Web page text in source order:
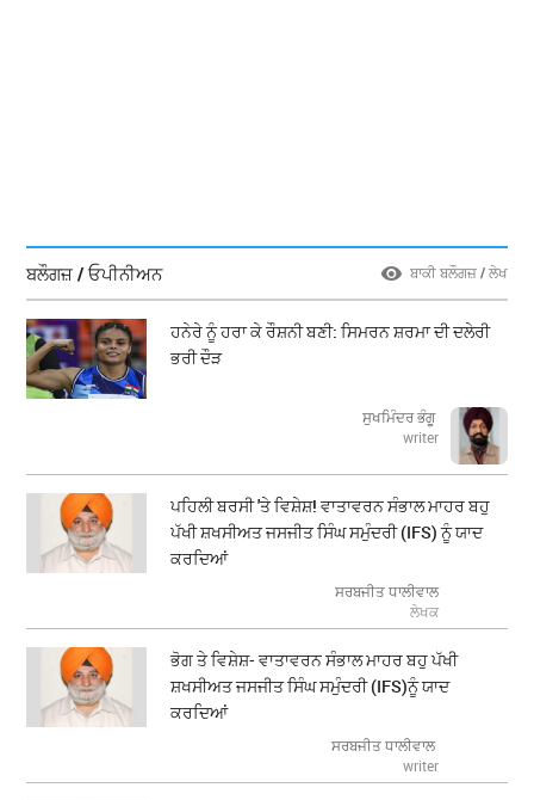
ਬਲੌਗਜ਼ / ਓਪੀਨੀਅਨ ਬਾਕੀ ਬਲੌਗਜ਼ / ਲੇਖ
ਹਨੇਰੇ ਨੂੰ ਹਰਾ ਕੇ ਰੌਸ਼ਨੀ ਬਣੀ: ਸਿਮਰਨ ਸ਼ਰਮਾ ਦੀ ਦਲੇਰੀ
ਭਰੀ ਦੌੜ
ਸੁਖਮਿੰਦਰ ਭੰਗੂ
writer
ਪਹਿਲੀ ਬਰਸੀ 'ਤੇ ਵਿਸ਼ੇਸ਼! ਵਾਤਾਵਰਨ ਸੰਭਾਲ ਮਾਹਰ ਬਹੁ
ਪੱਖੀ ਸ਼ਖਸੀਅਤ ਜਸਜੀਤ ਸਿੰਘ ਸਮੁੰਦਰੀ (IFS) ਨੂੰ ਯਾਦ
ਕਰਦਿਆਂ
ਸਰਬਜੀਤ ਧਾਲੀਵਾਲ
ਲੇਖਕ
ਭੋਗ ਤੇ ਵਿਸ਼ੇਸ਼- ਵਾਤਾਵਰਨ ਸੰਭਾਲ ਮਾਹਰ ਬਹੁ ਪੱਖੀ
ਸ਼ਖਸੀਅਤ ਜਸਜੀਤ ਸਿੰਘ ਸਮੁੰਦਰੀ (IFS)ਨੂੰ ਯਾਦ
ਕਰਦਿਆਂ
ਸਰਬਜੀਤ ਧਾਲੀਵਾਲ
writer